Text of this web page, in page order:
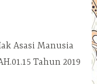
Asasi Manusia
Tahun 2019